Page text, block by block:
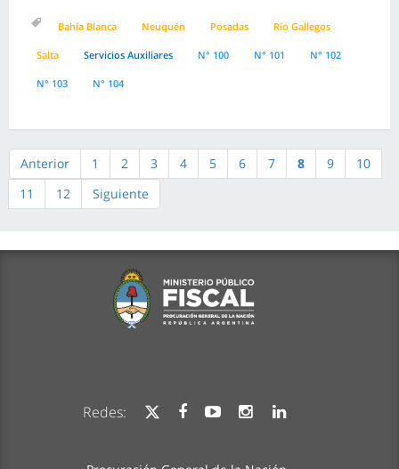
Bahía Blanca Neuquén Posadas Río Gallegos
Salta Servicios Auxiliares N° 100 N° 101 N° 102
N° 103 N° 104
Anterior 1 2 3 4 5 6 7 8 9
10
11
12 Siguiente
Redes: